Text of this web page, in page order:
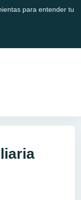
para entender tu